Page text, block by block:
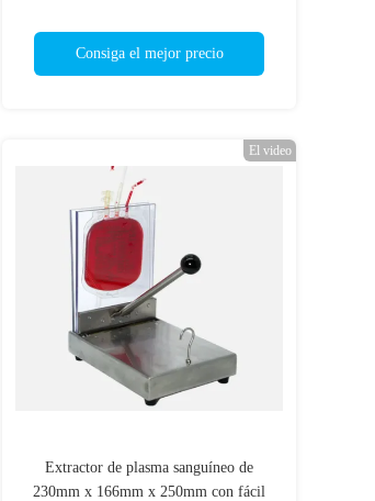
Consiga el mejor precio
El video
Extractor de plasma sanguíneo de
230mm x 166mm x 250mm con fácil